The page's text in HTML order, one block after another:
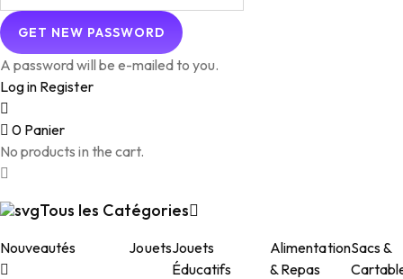
A password will be e-mailed to you.
Log in Register
0 Panier
No products in the cart.
Tous les Catégories
Nouveautés JouetsJouets
Éducatifs
Alimentation
& Repas
Sacs &